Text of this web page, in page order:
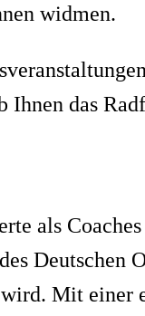
widmen.
das
als
Deutschen
Mit einer